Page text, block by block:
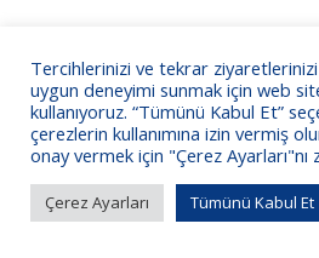
Tercihlerinizi ve tekrar
uygun deneyimi sunmak için web
kullanıyoruz. “Tümünü Kabul Et”
çerezlerin kullanımına izin vermiş
onay vermek için "Çerez
Çerez Ayarları Tümünü Kabul Et